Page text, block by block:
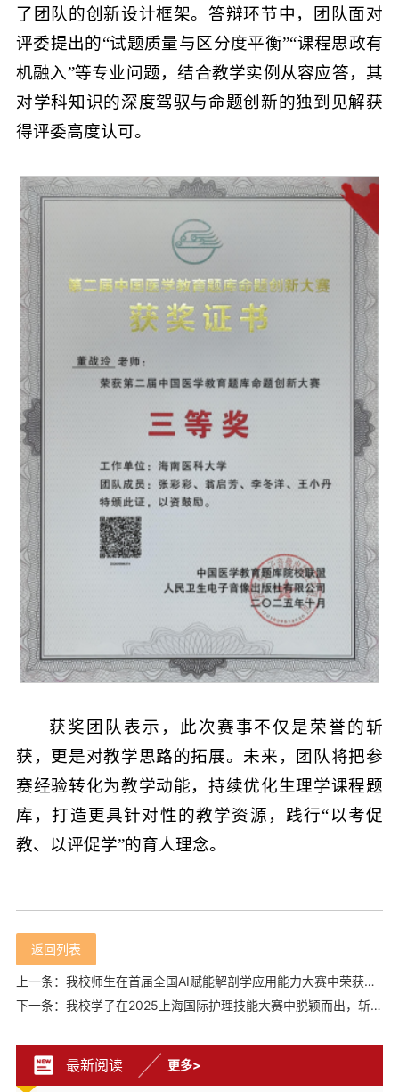
了团队的创新设计框架。答辩环节中，团队面对
评委提出的“试题质量与区分度平衡”“课程思政有
机融入”等专业问题，结合教学实例从容应答，其
对学科知识的深度驾驭与命题创新的独到见解获
得评委高度认可。
获奖团队表示，此次赛事不仅是荣誉的斩
获，更是对教学思路的拓展。未来，团队将把参
赛经验转化为教学动能，持续优化生理学课程题
库，打造更具针对性的教学资源，践行“以考促
教、以评促学”的育人理念。
返回列表
上一条：我校师生在首届全国AI赋能解剖学应用能力大赛中荣获多个奖项
下一条：我校学子在2025上海国际护理技能大赛中脱颖而出，斩获佳绩！
最新阅读 更多>